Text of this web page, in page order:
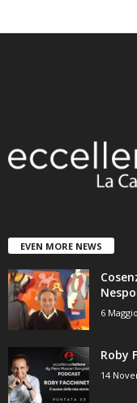
EVEN MORE NEWS
6
Roby
14